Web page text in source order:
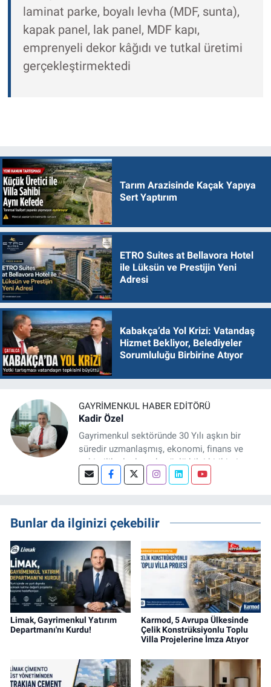
laminat parke, boyalı levha (MDF, sunta),
kapak panel, lak panel, MDF kapı,
emprenyeli dekor kâğıdı ve tutkal üretimi
gerçekleştirmektedi
Tarım Arazisinde Kaçak Yapıya
Sert Yaptırım
ETRO Suites at Bellavora Hotel
ile Lüksün ve Prestijin Yeni
Adresi
Kabakça’da Yol Krizi: Vatandaş
Hizmet Bekliyor, Belediyeler
Sorumluluğu Birbirine Atıyor
GAYRIMENKUL HABER EDITÖRÜ
Kadir Özel
Gayrimenkul sektöründe 30 Yılı aşkın bir
süredir uzmanlaşmış, ekonomi, finans ve
şehircilik alanlarında güçlü bilgi birikimine
sahip, dijital medya odaklı deneyimli bir
projeleri üzerine haber, analiz ve özel
dosyalar hazırlama konusunda yetkinim.
Bunlar da ilginizi çekebilir
Limak, Gayrimenkul Yatırım
Departmanı'nı Kurdu!
Karmod, 5 Avrupa Ülkesinde
Çelik Konstrüksiyonlu Toplu
Villa Projelerine İmza Atıyor